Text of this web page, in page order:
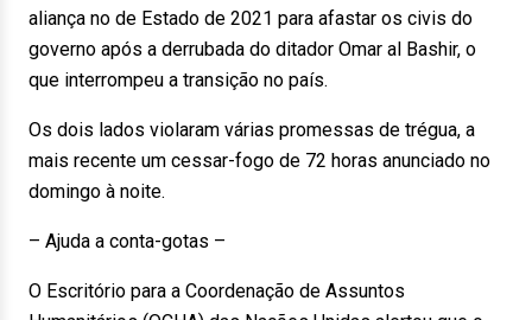
aliança no de Estado de 2021 para afastar os civis do
governo após a derrubada do ditador Omar al Bashir, o
que interrompeu a transição no país.
Os dois lados violaram várias promessas de trégua, a
mais recente um cessar-fogo de 72 horas anunciado no
domingo à noite.
– Ajuda a conta-gotas –
O Escritório para a Coordenação de Assuntos